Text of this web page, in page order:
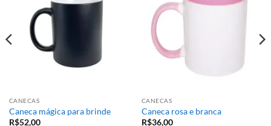
CANECAS
Caneca mágica para brinde
R$52,00
CANECAS
Caneca rosa e branca
R$36,00